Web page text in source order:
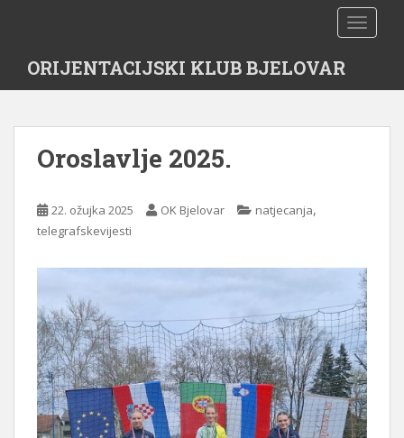
t
ORIJENTACIJSKI KLUB BJELOVAR
Oroslavlje 2025.
22. ožujka 2025 OK Bjelovar natjecanja,
telegrafskevijesti